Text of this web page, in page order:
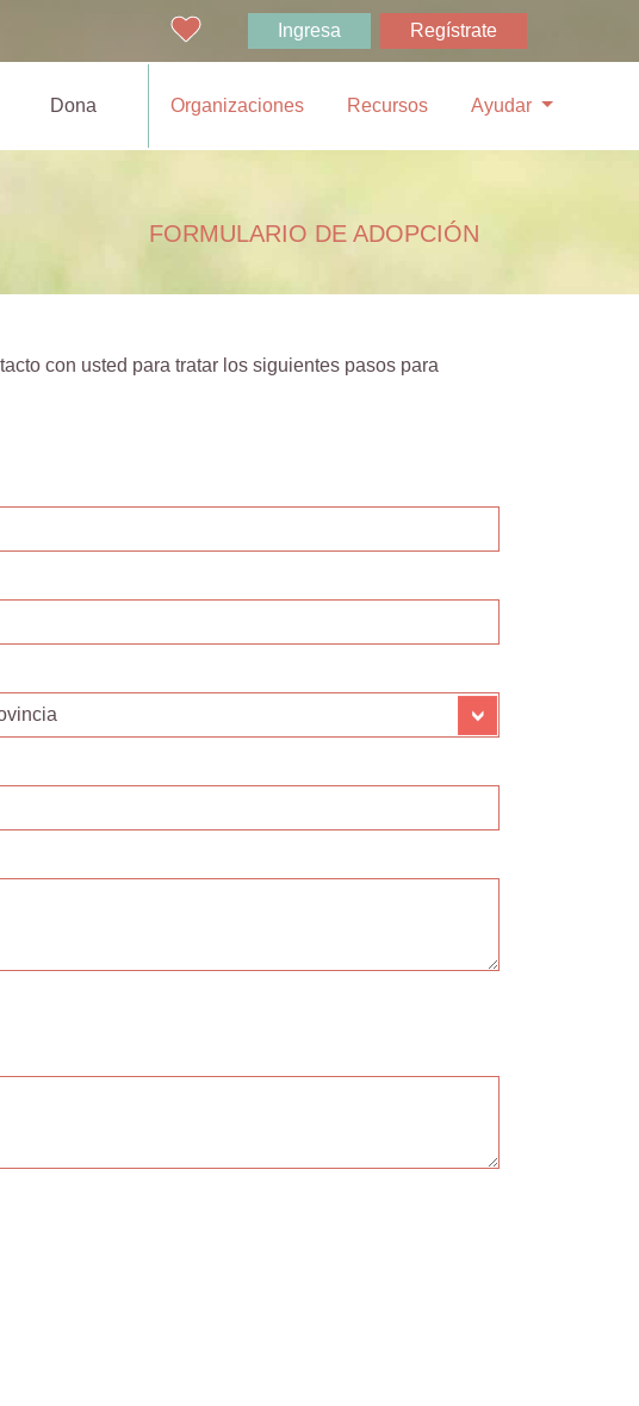
Ingresa Regístrate
(current)Dona Organizaciones Recursos Ayudar
FORMULARIO DE ADOPCIÓN
con usted para tratar los siguientes pasos para